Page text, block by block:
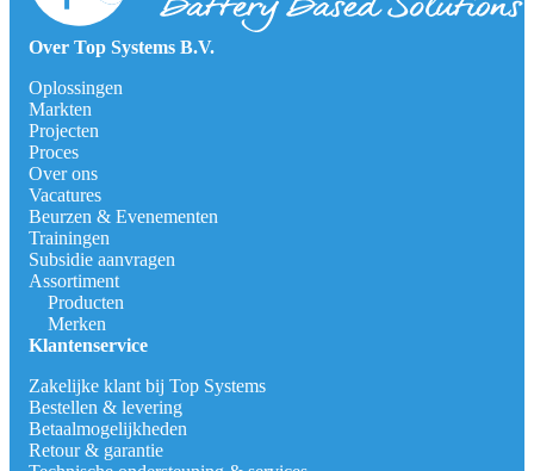
Over Top Systems B.V.
Oplossingen
Markten
Projecten
Proces
Over ons
Vacatures
Beurzen & Evenementen
Trainingen
Subsidie aanvragen
Assortiment
Producten
Merken
Klantenservice
Zakelijke klant bij Top Systems
Bestellen & levering
Betaalmogelijkheden
Retour & garantie